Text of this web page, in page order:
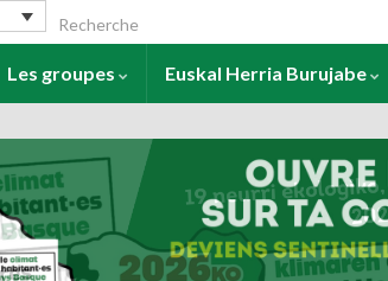
Search for:
Les groupes Euskal Herria Burujabe